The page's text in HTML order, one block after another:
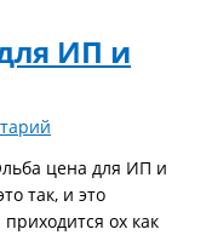
ИП и
цена для ИП и
так, и это
ох как